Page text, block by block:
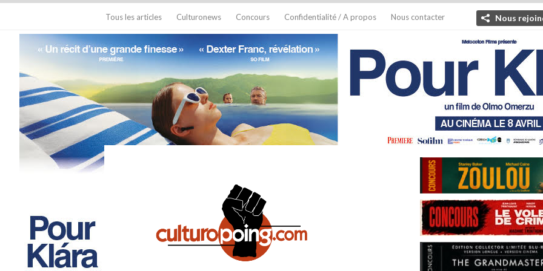
Tous les articles Culturonews Concours Confidentialité / A propos Nous contacter Nous